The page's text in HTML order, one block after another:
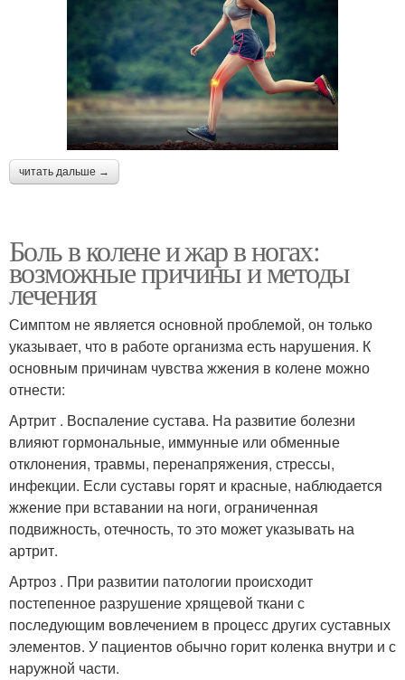
читать дальше →
Боль в колене и жар в ногах:
возможные причины и методы
лечения
Симптом не является основной проблемой, он только
указывает, что в работе организма есть нарушения. К
основным причинам чувства жжения в колене можно
отнести:
Артрит . Воспаление сустава. На развитие болезни
влияют гормональные, иммунные или обменные
отклонения, травмы, перенапряжения, стрессы,
инфекции. Если суставы горят и красные, наблюдается
жжение при вставании на ноги, ограниченная
подвижность, отечность, то это может указывать на
артрит.
Артроз . При развитии патологии происходит
постепенное разрушение хрящевой ткани с
последующим вовлечением в процесс других суставных
элементов. У пациентов обычно горит коленка внутри и с
наружной части.